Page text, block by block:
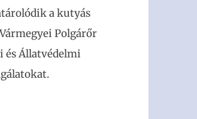
a kutyás
Polgárőr
és Állatvédelmi